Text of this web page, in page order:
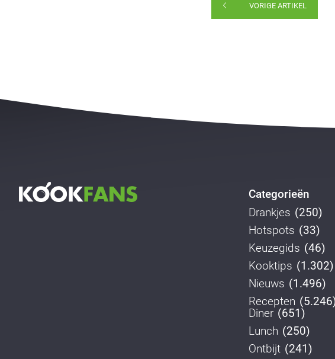
VORIGE ARTIKEL
Categorieën
Drankjes (250)
Hotspots (33)
Keuzegids (46)
Kooktips (1.302)
Nieuws (1.496)
Recepten
Diner(651)
Lunch (250)
Ontbijt(241)